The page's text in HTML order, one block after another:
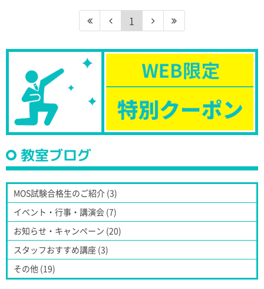
1
教室ブログ
MOS試験合格生のご紹介 (3)
イベント・行事・講演会 (7)
お知らせ・キャンペーン (20)
スタッフおすすめ講座 (3)
その他 (19)